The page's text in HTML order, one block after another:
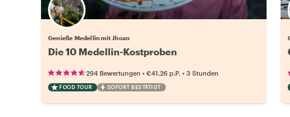
Genieße Medellin mit Jhoan
Die 10 Medellin-Kostproben
294 Bewertungen • €41.26 p.P. • 3 Stunden
FOOD TOUR SOFORT BESTÄTIGT